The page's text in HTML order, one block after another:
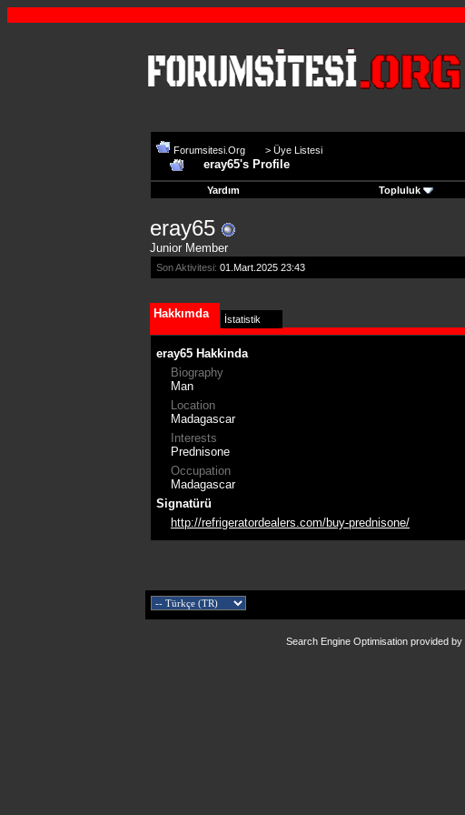
Forumsitesi.Org > Üye Listesi
eray65's Profile
Yardım Topluluk
eray65
Junior Member
Son Aktivitesi: 01.Mart.2025 23:43
Hakkımda İstatistik
eray65 Hakkinda
Biography
Man
Location
Madagascar
Interests
Prednisone
Occupation
Madagascar
Signatürü
http://refrigeratordealers.com/buy-prednisone/
Search Engine Optimisation provided by